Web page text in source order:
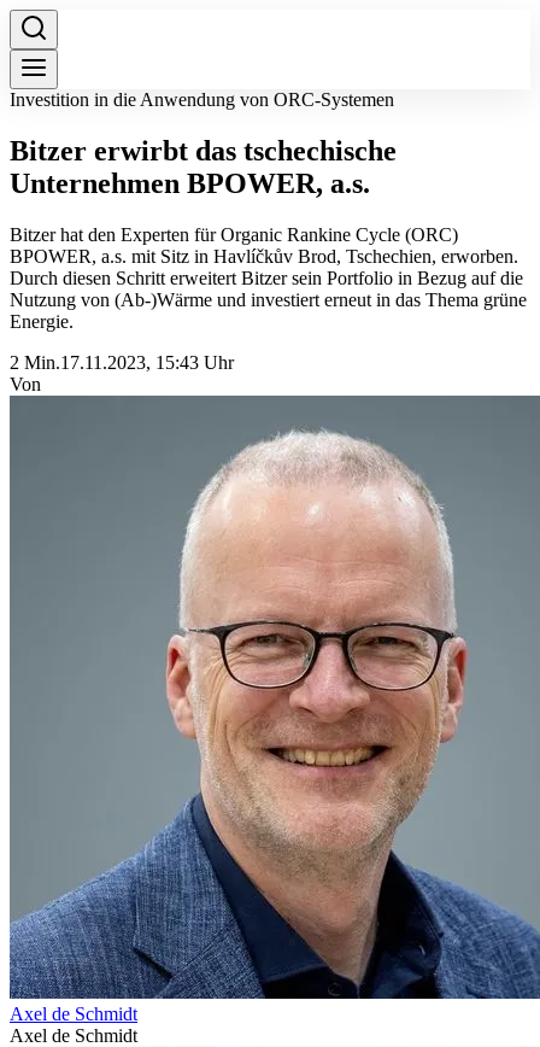
Investition in die Anwendung von ORC-Systemen
Bitzer erwirbt das tschechische
Unternehmen BPOWER, a.s.
Bitzer hat den Experten für Organic Rankine Cycle (ORC)
BPOWER, a.s. mit Sitz in Havlíčkův Brod, Tschechien, erworben.
Durch diesen Schritt erweitert Bitzer sein Portfolio in Bezug auf die
Nutzung von (Ab-)Wärme und investiert erneut in das Thema grüne
Energie.
2 Min.17.11.2023, 15:43 Uhr
Von
Axel de Schmidt
Axel de Schmidt